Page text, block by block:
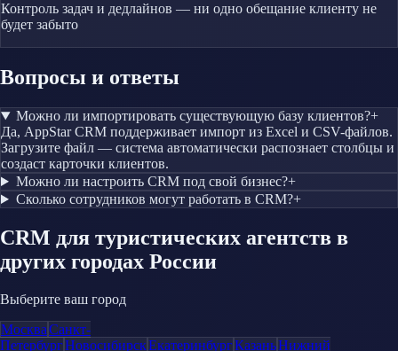
Контроль задач и дедлайнов — ни одно обещание клиенту не
будет забыто
Вопросы и ответы
Можно ли импортировать существующую базу клиентов?+
Да, AppStar CRM поддерживает импорт из Excel и CSV-файлов.
Загрузите файл — система автоматически распознает столбцы и
создаст карточки клиентов.
Можно ли настроить CRM под свой бизнес?+
Сколько сотрудников могут работать в CRM?+
CRM для туристических агентств в
других городах России
Выберите ваш город
МоскваСанкт-
ПетербургНовосибирскЕкатеринбургКазаньНижний